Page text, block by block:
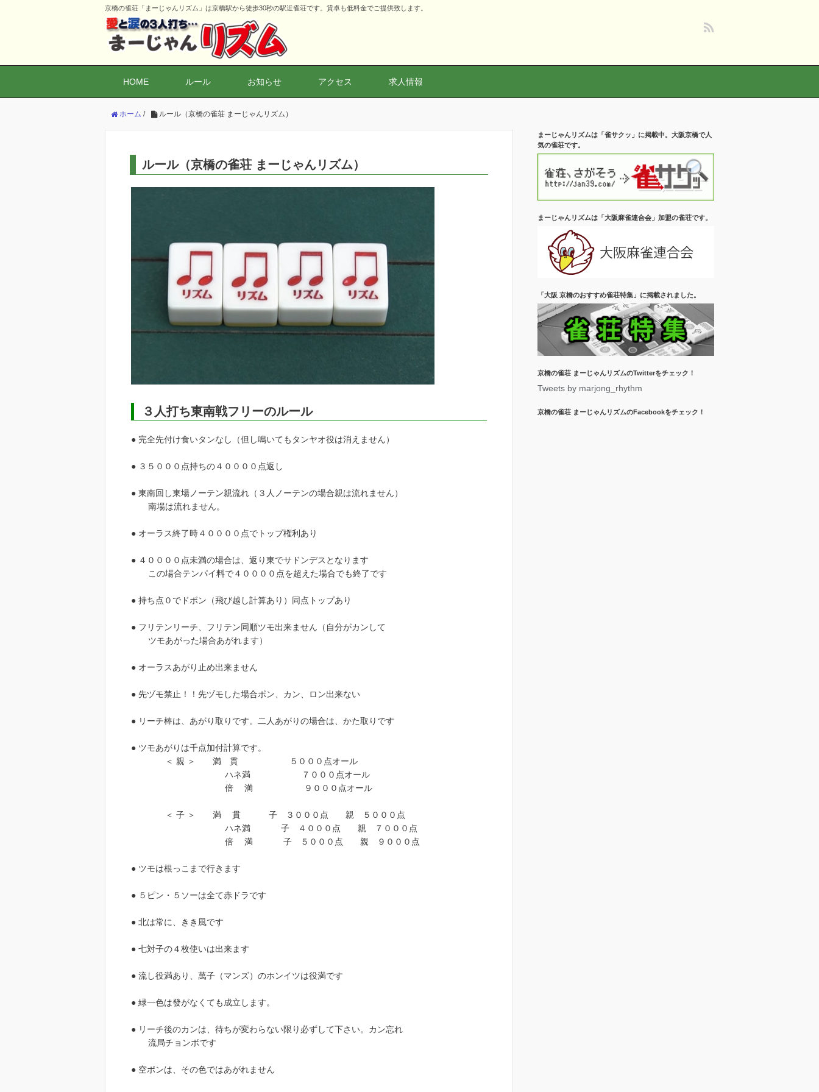
京橋の雀荘「まーじゃんリズム」は京橋駅から徒歩30秒の駅近雀荘です。貸卓も低料金でご提供致します。
HOME ルール お知らせ アクセス 求人情報
ホーム / ルール（京橋の雀荘 まーじゃんリズム）
ルール（京橋の雀荘 まーじゃんリズム）
３人打ち東南戦フリーのルール
● 完全先付け食いタンなし（但し鳴いてもタンヤオ役は消えません）
● ３５０００点持ちの４００００点返し
● 東南回し東場ノーテン親流れ（３人ノーテンの場合親は流れません）
南場は流れません。
● オーラス終了時４００００点でトップ権利あり
● ４００００点未満の場合は、返り東でサドンデスとなります
この場合テンパイ料で４００００点を超えた場合でも終了です
● 持ち点０でドボン（飛び越し計算あり）同点トップあり
● フリテンリーチ、フリテン同順ツモ出来ません（自分がカンして
ツモあがった場合あがれます）
● オーラスあがり止め出来ません
● 先ヅモ禁止！！先ヅモした場合ポン、カン、ロン出来ない
● リーチ棒は、あがり取りです。二人あがりの場合は、かた取りです
● ツモあがりは千点加付計算です。
＜ 親 ＞ 満 貫 ５０００点オール
ハネ満 ７０００点オール
倍 満 ９０００点オール
＜ 子 ＞ 満 貫 子 ３０００点 親 ５０００点
ハネ満 子 ４０００点 親 ７０００点
倍 満 子 ５０００点 親 ９０００点
● ツモは根っこまで行きます
● ５ピン・５ソーは全て赤ドラです
● 北は常に、きき風です
● 七対子の４枚使いは出来ます
● 流し役満あり、萬子（マンズ）のホンイツは役満です
● 緑一色は發がなくても成立します。
● リーチ後のカンは、待ちが変わらない限り必ずして下さい。カン忘れ
流局チョンボです
● 空ポンは、その色ではあがれません
まーじゃんリズムは「雀サクッ」に掲載中。大阪京橋で人
気の雀荘です。
まーじゃんリズムは「大阪麻雀連合会」加盟の雀荘です。
「大阪 京橋のおすすめ雀荘特集」に掲載されました。
京橋の雀荘 まーじゃんリズムのTwitterをチェック！
Tweets by marjong_rhythm
京橋の雀荘 まーじゃんリズムのFacebookをチェック！